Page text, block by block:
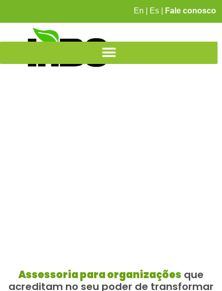
En Es Fale conosco
Assessoria para organizações que
acreditam no seu poder de transformar